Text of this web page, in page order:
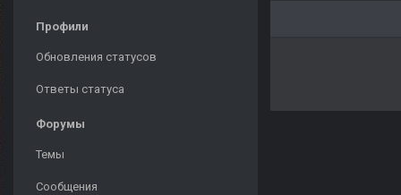
Профили
Обновления статусов
Ответы статуса
Форумы
Темы
Сообщения